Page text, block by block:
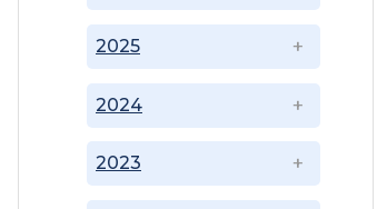
2023
2024
2025